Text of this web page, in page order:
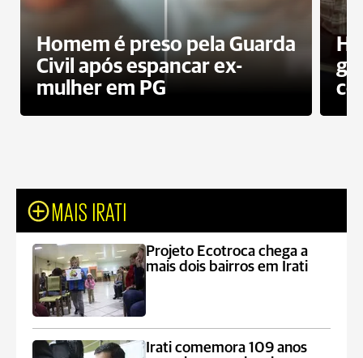
Homem é preso pela Guarda
Civil após espancar ex-
mulher em PG
MAIS IRATI
Projeto Ecotroca chega a
mais dois bairros em Irati
Irati comemora 109 anos